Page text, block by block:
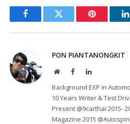
FacebookTwitter Pinterest
PON PIANTANONGKIT
WebsiteFacebookLinkedIn
Background EXP in
10 Years Writer & Test
Present @9carthai 2015-
Magazine 2015